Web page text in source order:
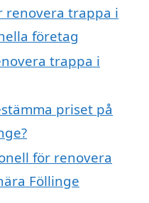
renovera trappa i
företag
trappa i
priset på
för renovera
Föllinge